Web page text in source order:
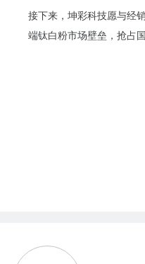
接下来，坤彩科技愿与经
端钛白粉市场壁垒，抢占